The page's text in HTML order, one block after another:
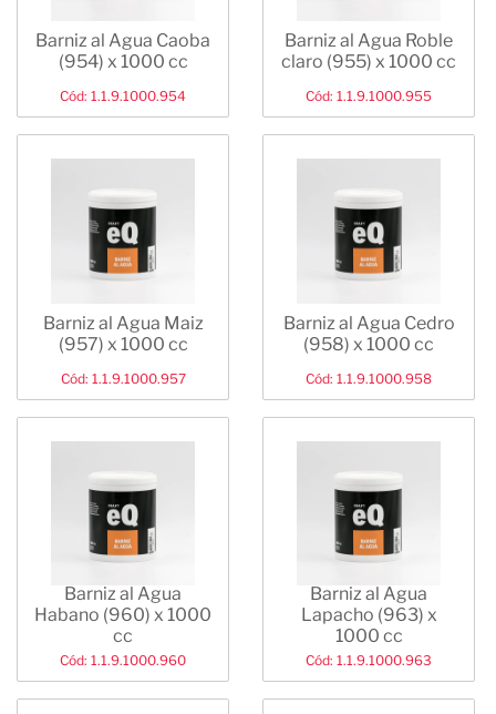
Barniz al Agua Caoba
(954) x 1000 cc
Cód: 1.1.9.1000.954
Barniz al Agua Roble
claro (955) x 1000 cc
Cód: 1.1.9.1000.955
Barniz al Agua Maiz
(957) x 1000 cc
Cód: 1.1.9.1000.957
Barniz al Agua Cedro
(958) x 1000 cc
Cód: 1.1.9.1000.958
Barniz al Agua
Habano (960) x 1000
cc
Cód: 1.1.9.1000.960
Barniz al Agua
Lapacho (963) x
1000 cc
Cód: 1.1.9.1000.963